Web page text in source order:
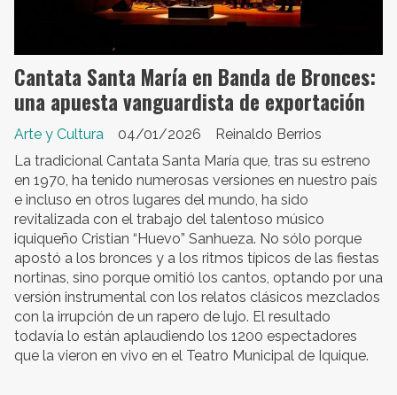
Cantata Santa María en Banda de Bronces:
una apuesta vanguardista de exportación
Reinaldo Berrios
Arte y Cultura
04/01/2026
La tradicional Cantata Santa María que, tras su estreno
en 1970, ha tenido numerosas versiones en nuestro país
e incluso en otros lugares del mundo, ha sido
revitalizada con el trabajo del talentoso músico
iquiqueño Cristian “Huevo” Sanhueza. No sólo porque
apostó a los bronces y a los ritmos típicos de las fiestas
nortinas, sino porque omitió los cantos, optando por una
versión instrumental con los relatos clásicos mezclados
con la irrupción de un rapero de lujo. El resultado
todavía lo están aplaudiendo los 1200 espectadores
que la vieron en vivo en el Teatro Municipal de Iquique.